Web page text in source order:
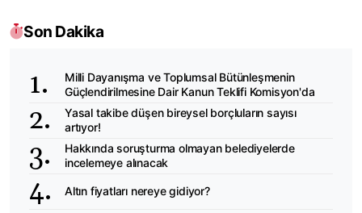
Son Dakika
Milli Dayanışma ve Toplumsal Bütünleşmenin
Güçlendirilmesine Dair Kanun Teklifi Komisyon'da
Yasal takibe düşen bireysel borçluların sayısı
artıyor!
Hakkında soruşturma olmayan belediyelerde
incelemeye alınacak
Altın fiyatları nereye gidiyor?